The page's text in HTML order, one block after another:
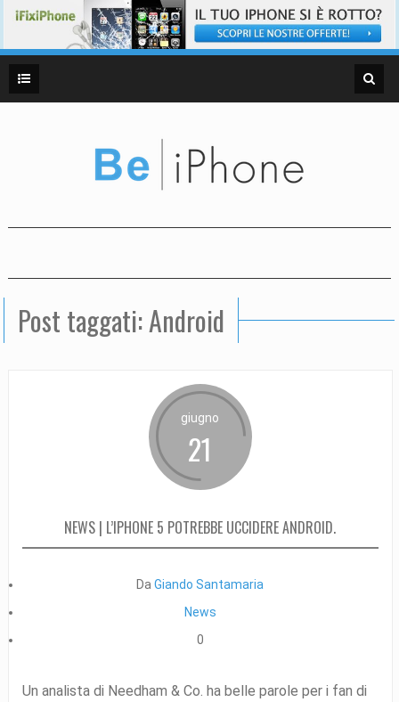
Post taggati: Android
giugno
21
NEWS | L’IPHONE 5 POTREBBE UCCIDERE ANDROID.
DaGiando Santamaria
News
0
Un analista di Needham & Co. ha belle parole per i fan di